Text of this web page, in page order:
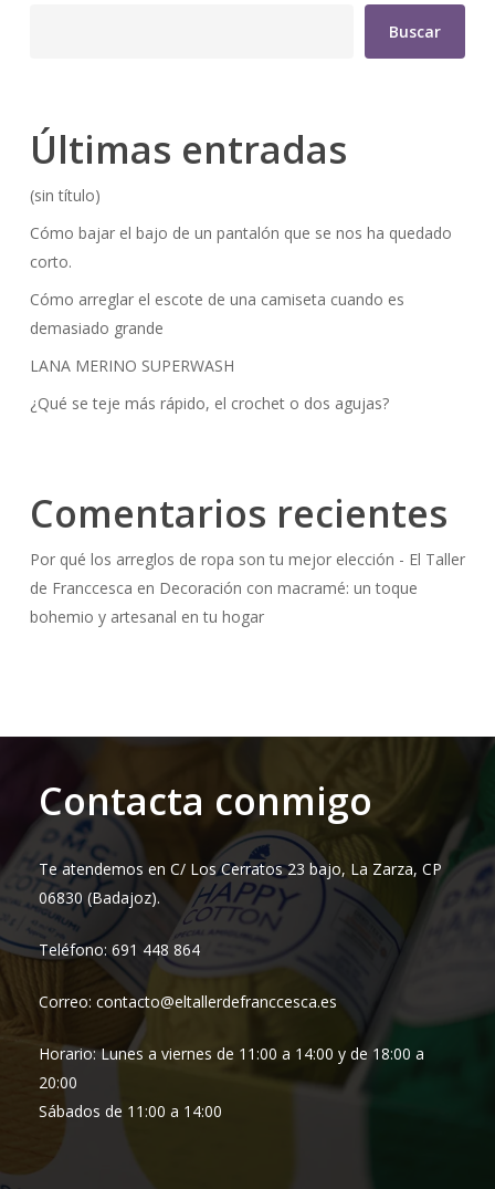
Buscar
Últimas entradas
(sin título)
Cómo bajar el bajo de un pantalón que se nos ha quedado
corto.
Cómo arreglar el escote de una camiseta cuando es
demasiado grande
LANA MERINO SUPERWASH
¿Qué se teje más rápido, el crochet o dos agujas?
Comentarios recientes
Por qué los arreglos de ropa son tu mejor elección - El Taller
de Franccesca en Decoración con macramé: un toque
bohemio y artesanal en tu hogar
Contacta conmigo
Te atendemos en C/ Los Cerratos 23 bajo, La Zarza, CP
06830 (Badajoz).
Teléfono: 691 448 864
Correo: contacto@eltallerdefranccesca.es
Horario: Lunes a viernes de 11:00 a 14:00 y de 18:00 a
20:00
Sábados de 11:00 a 14:00